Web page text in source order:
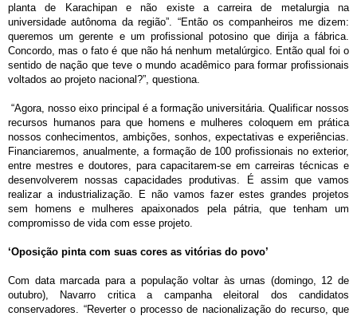
planta de Karachipan e não existe a carreira de metalurgia na
universidade autônoma da região”. “Então os companheiros me dizem:
queremos um gerente e um profissional potosino que dirija a fábrica.
Concordo, mas o fato é que não há nenhum metalúrgico. Então qual foi o
sentido de nação que teve o mundo acadêmico para formar profissionais
voltados ao projeto nacional?”, questiona.
“Agora, nosso eixo principal é a formação universitária. Qualificar nossos
recursos humanos para que homens e mulheres coloquem em prática
nossos conhecimentos, ambições, sonhos, expectativas e experiências.
Financiaremos, anualmente, a formação de 100 profissionais no exterior,
entre mestres e doutores, para capacitarem-se em carreiras técnicas e
desenvolverem nossas capacidades produtivas. É assim que vamos
realizar a industrialização. E não vamos fazer estes grandes projetos
sem homens e mulheres apaixonados pela pátria, que tenham um
compromisso de vida com esse projeto.
‘Oposição pinta com suas cores as vitórias do povo’
Com data marcada para a população voltar às urnas (domingo, 12 de
outubro), Navarro critica a campanha eleitoral dos candidatos
conservadores. “Reverter o processo de nacionalização do recurso, que